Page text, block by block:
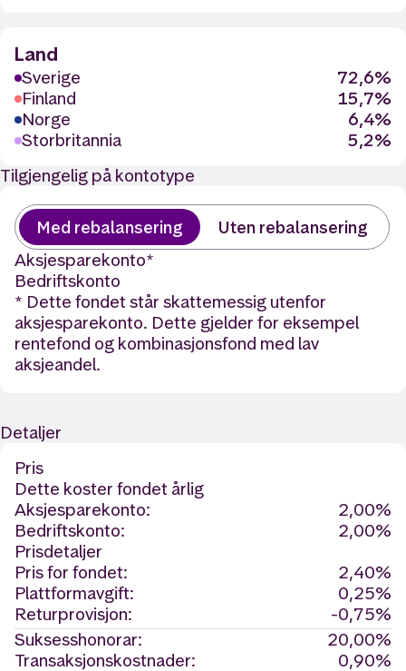
Land
Sverige
72,6%
Finland
15,7%
Norge
6,4%
Storbritannia
5,2%
Tilgjengelig på kontotype
Med rebalansering
Uten rebalansering
Aksjesparekonto*
Bedriftskonto
* Dette fondet står skattemessig utenfor
aksjesparekonto. Dette gjelder for eksempel
rentefond og kombinasjonsfond med lav
aksjeandel.
Detaljer
Pris
Dette koster fondet årlig
Aksjesparekonto:
2,00%
Bedriftskonto:
2,00%
Prisdetaljer
Pris for fondet:
2,40%
Plattformavgift:
0,25%
Returprovisjon:
-0,75%
Suksesshonorar:
20,00%
Transaksjonskostnader:
0,90%